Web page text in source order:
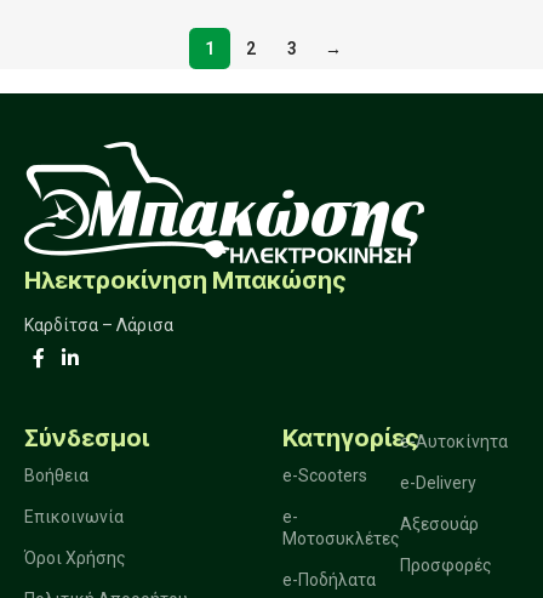
1 2 3 →
Ηλεκτροκίνηση Μπακώσης
Καρδίτσα – Λάρισα
Σύνδεσμοι
Βοήθεια
Επικοινωνία
Όροι Χρήσης
Κατηγορίες
e-Scooters
e-
Μοτοσυκλέτες
e-Ποδήλατα
e-Αυτοκίνητα
e-Delivery
Αξεσουάρ
Προσφορές